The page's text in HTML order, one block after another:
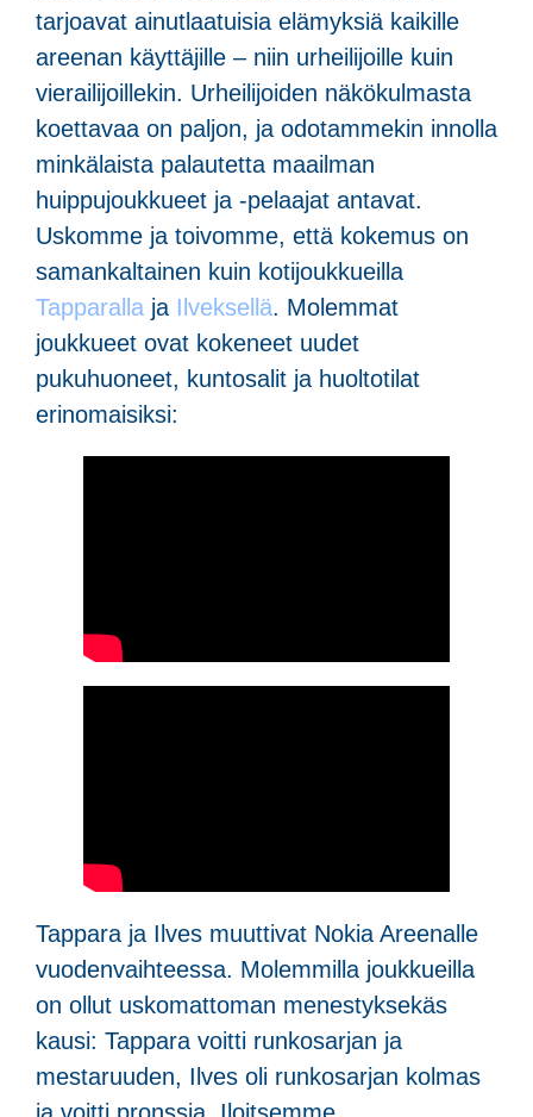
tarjoavat ainutlaatuisia elämyksiä kaikille
areenan käyttäjille – niin urheilijoille kuin
vierailijoillekin. Urheilijoiden näkökulmasta
koettavaa on paljon, ja odotammekin innolla
minkälaista palautetta maailman
huippujoukkueet ja -pelaajat antavat.
Uskomme ja toivomme, että kokemus on
samankaltainen kuin kotijoukkueilla
Tapparalla ja Ilveksellä. Molemmat
joukkueet ovat kokeneet uudet
pukuhuoneet, kuntosalit ja huoltotilat
erinomaisiksi:
Tappara ja Ilves muuttivat Nokia Areenalle
vuodenvaihteessa. Molemmilla joukkueilla
on ollut uskomattoman menestyksekäs
kausi: Tappara voitti runkosarjan ja
mestaruuden, Ilves oli runkosarjan kolmas